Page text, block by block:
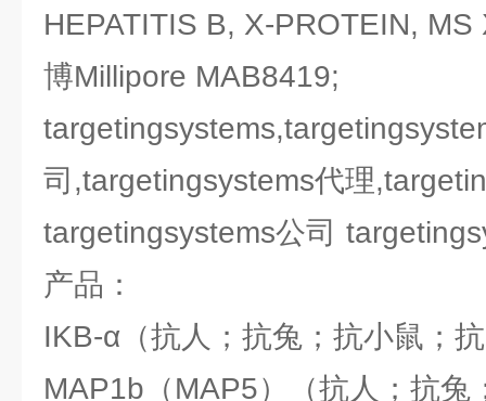
HEPATITIS B, X-PROTEIN,
博Millipore MAB8419;
司,targetingsystems代理
targetingsystems公司
产品：
IKB-α（抗人；抗兔；抗小鼠；
MAP1b（MAP5）（抗人；抗兔